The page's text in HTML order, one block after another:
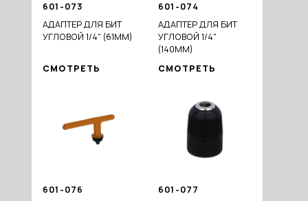
601-073
АДАПТЕР ДЛЯ БИТ
УГЛОВОЙ 1/4" (61ММ)
СМОТРЕТЬ
601-074
АДАПТЕР ДЛЯ БИТ
УГЛОВОЙ 1/4"
(140ММ)
СМОТРЕТЬ
601-076
601-077